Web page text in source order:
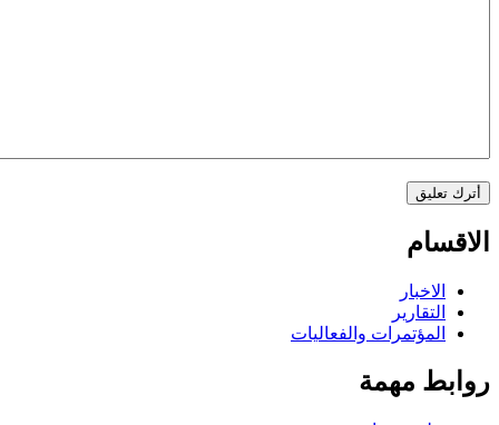
الاقسام
الاخبار
التقارير
المؤتمرات والفعاليات
روابط مهمة